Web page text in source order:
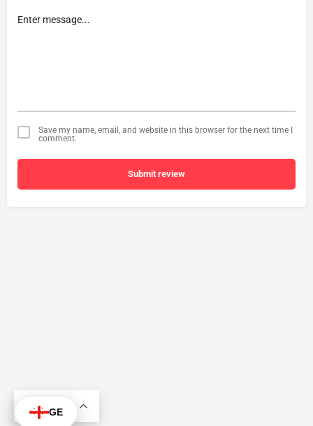
Save my name, email, and website in this browser for the next time I
comment.
Submit review
GE
KA